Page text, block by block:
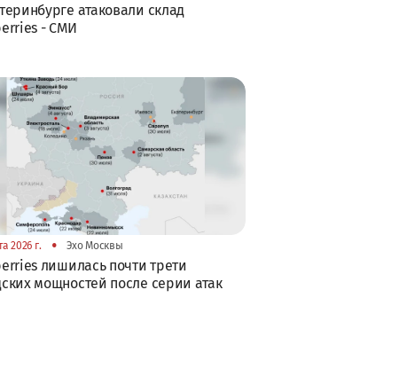
атаковали склад
- СМИ
2026 г. • Эхо Москвы
лишилась почти трети
мощностей после серии атак